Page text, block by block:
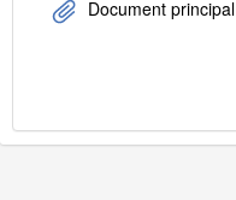
Document principal